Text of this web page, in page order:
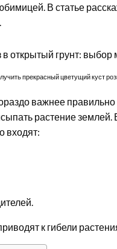
В статье
прекрасный цветущий куст
важнее
растение
входят:
к гибели